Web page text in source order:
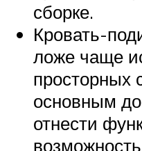
сборке.
Кровать-
ложе чаще
просторных
основным
отнести